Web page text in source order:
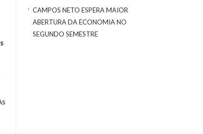
CAMPOS NETO ESPERA MAIOR
ABERTURA DA ECONOMIA NO
SEGUNDO SEMESTRE